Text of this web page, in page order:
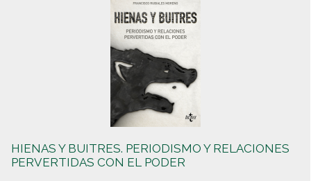
HIENAS Y BUITRES. PERIODISMO Y RELACIONES
PERVERTIDAS CON EL PODER